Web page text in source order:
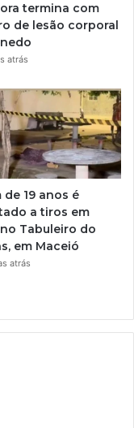
termina com
de lesão corporal
atrás
de 19 anos é
a tiros em
Tabuleiro do
em Maceió
atrás